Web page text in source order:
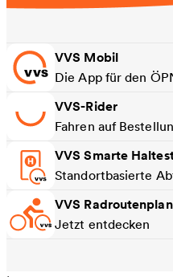
VVS Mobil
Die App für den
VVS-Rider
Fahren auf
VVS Smarte
Standortbasierte
VVS
Jetzt entdecken